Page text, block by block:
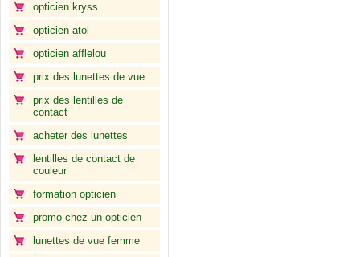
opticien kryss
opticien atol
opticien afflelou
prix des lunettes de vue
prix des lentilles de
contact
acheter des lunettes
lentilles de contact de
couleur
formation opticien
promo chez un opticien
lunettes de vue femme